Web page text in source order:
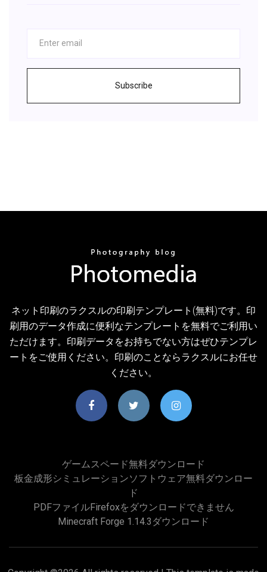
Subscribe
ネット印刷のラクスルの印刷テンプレート(無料)です。印
刷用のデータ作成に便利なテンプレートを無料でご利用い
ただけます。印刷データをお持ちでない方はぜひテンプレ
ートをご使用ください。印刷のことならラクスルにお任せ
ください。
ゲームスペード無料ダウンロード
板金成形シミュレーションソフトウェア無料ダウンロー
ド
PDFファイルFirefoxをダウンロードできません
Minecraft Forge 1.14.3ダウンロード